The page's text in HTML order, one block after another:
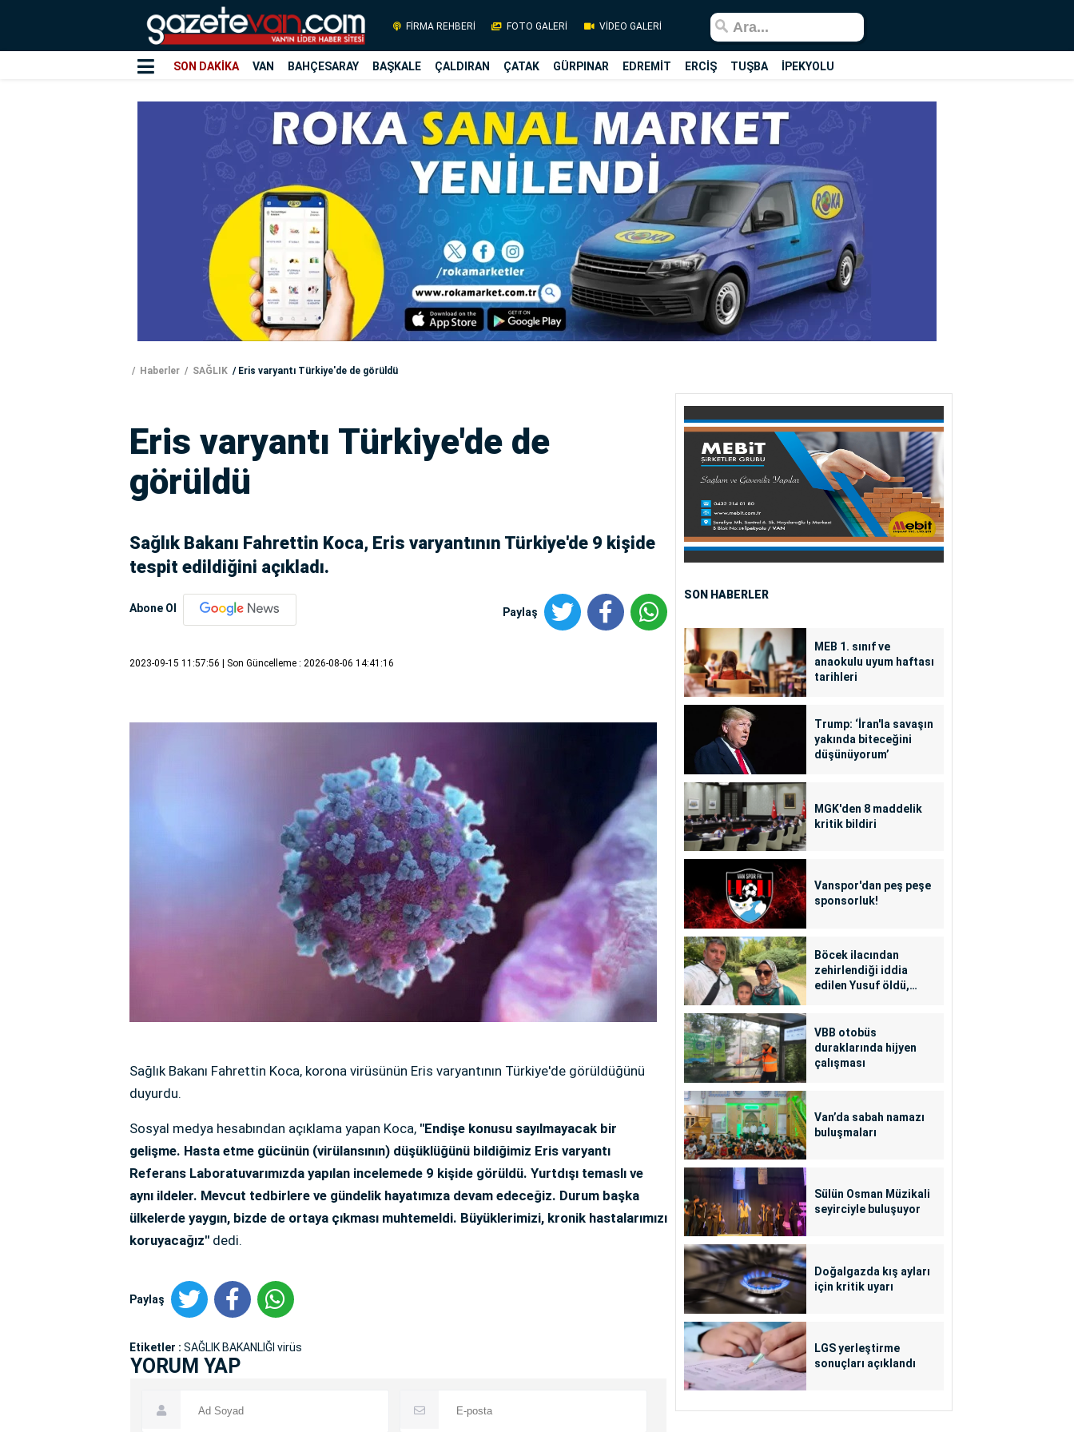
FİRMA REHBERİ FOTO GALERİ VİDEO GALERİ
SON DAKİKA VAN BAHÇESARAY BAŞKALE ÇALDIRAN ÇATAK GÜRPINAR EDREMİT ERCİŞ TUŞBA İPEKYOLU
Haberler SAĞLIK Eris varyantı Türkiye'de de görüldü
Eris varyantı Türkiye'de de
görüldü
Sağlık Bakanı Fahrettin Koca, Eris varyantının Türkiye'de 9 kişide
tespit edildiğini açıkladı.
Abone Ol Paylaş
2023-09-15 11:57:56 | Son Güncelleme : 2026-08-06 14:41:16
Sağlık Bakanı Fahrettin Koca, korona virüsünün Eris varyantının Türkiye'de görüldüğünü
duyurdu.
Sosyal medya hesabından açıklama yapan Koca, ''Endişe konusu sayılmayacak bir
gelişme. Hasta etme gücünün (virülansının) düşüklüğünü bildiğimiz Eris varyantı
Referans Laboratuvarımızda yapılan incelemede 9 kişide görüldü. Yurtdışı temaslı ve
aynı ildeler. Mevcut tedbirlere ve gündelik hayatımıza devam edeceğiz. Durum başka
ülkelerde yaygın, bizde de ortaya çıkması muhtemeldi. Büyüklerimizi, kronik hastalarımızı
koruyacağız'' dedi.
Paylaş
Etiketler : SAĞLIK BAKANLIĞI virüs
YORUM YAP
SON HABERLER
MEB 1. sınıf ve
anaokulu uyum haftası
tarihleri
Trump: ‘İran'la savaşın
yakında biteceğini
düşünüyorum’
MGK'den 8 maddelik
kritik bildiri
Vanspor'dan peş peşe
sponsorluk!
Böcek ilacından
zehirlendiği iddia
edilen Yusuf öldü,
VBB otobüs
duraklarında hijyen
çalışması
Van’da sabah namazı
buluşmaları
Sülün Osman Müzikali
seyirciyle buluşuyor
Doğalgazda kış ayları
için kritik uyarı
LGS yerleştirme
sonuçları açıklandı